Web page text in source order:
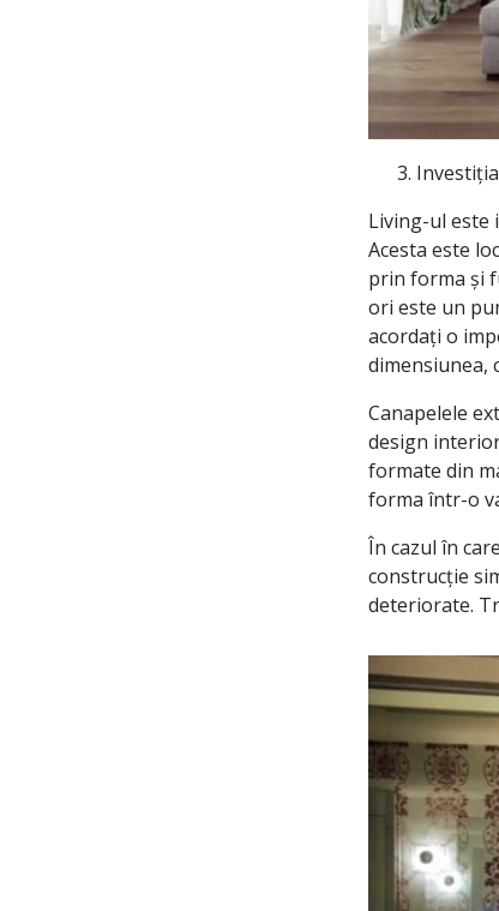
Living-ul este
Acesta este
prin forma și
ori este un
acordați o
dimensiunea,
Canapelele
design
formate din
forma într-o
În cazul în
construcție
deteriorate.